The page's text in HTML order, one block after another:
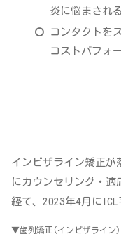
炎に悩まされ
コンタクトを
コストパフォ
インビザライン矯正が
にカウンセリング・適
経て、2023年4月にICL
▼歯列矯正(インビザライン